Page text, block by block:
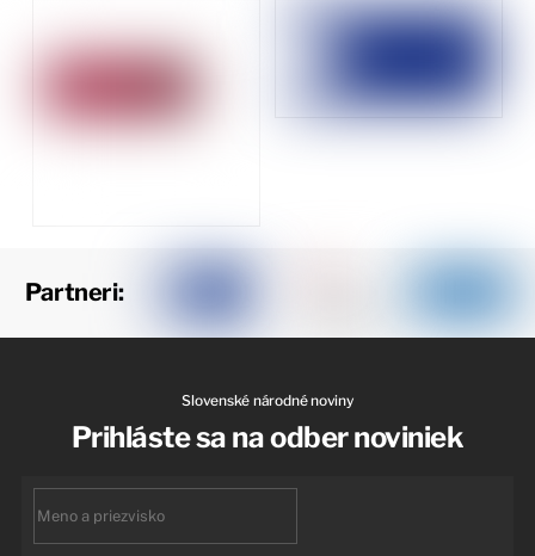
Partneri:
Slovenské národné noviny
Prihláste sa na odber noviniek